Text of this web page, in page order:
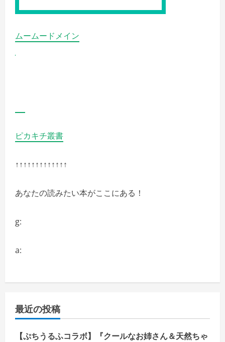
ムームードメイン
ピカキチ叢書
↑↑↑↑↑↑↑↑↑↑↑↑↑
あなたの読みたい本がここにある！
g:
a:
最近の投稿
【ぷちうるふコラボ】『クールなお姉さん＆天然ちゃ